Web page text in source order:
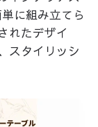
に組み立てら
れたデザイ
スタイリッシ